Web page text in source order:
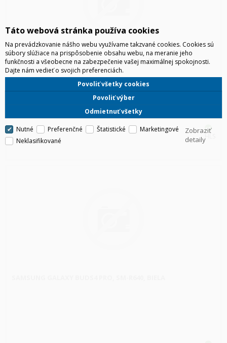
SAMSUNG GALAXY BUDS4 PRO, SM-R640, ČIERNA
Táto webová stránka používa cookies
Na prevádzkovanie nášho webu využívame takzvané cookies. Cookies sú
súbory slúžiace na prispôsobenie obsahu webu, na meranie jeho
funkčnosti a všeobecne na zabezpečenie vašej maximálnej spokojnosti.
Dajte nám vedieť o svojich preferenciách.
Odmietnuť všetky
Povoliť výber
Povoliť všetky cookies
Nutné Preferenčné Štatistické
Marketingové
Neklasifikované
Zobraziť
detaily